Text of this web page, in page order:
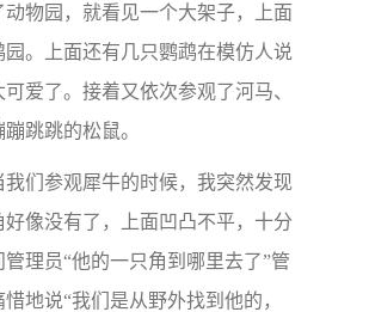
物园，就看见一个大架子，上面
园。上面还有几只鹦鹉在模仿人说
爱了。接着又依次参观了河马、
跳跳的松鼠。
们参观犀牛的时候，我突然发现
好像没有了，上面凹凸不平，十分
管理员“他的一只角到哪里去了”管
地说“我们是从野外找到他的，